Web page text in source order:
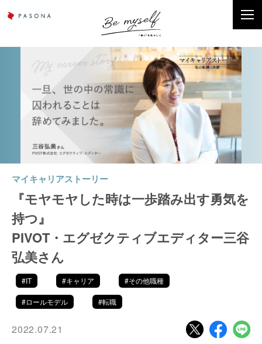
マイキャリアストーリー
『モヤモヤした時は一歩踏み出す勇気を
持つ』
PIVOT・エグゼクティブエディター三谷
弘美さん
#IT #キャリア #その他職種
#ロールモデル #転職
2022.07.21